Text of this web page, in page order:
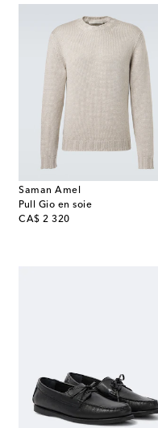
Saman Amel
Pull Gio en soie
CA$ 2 320
original price